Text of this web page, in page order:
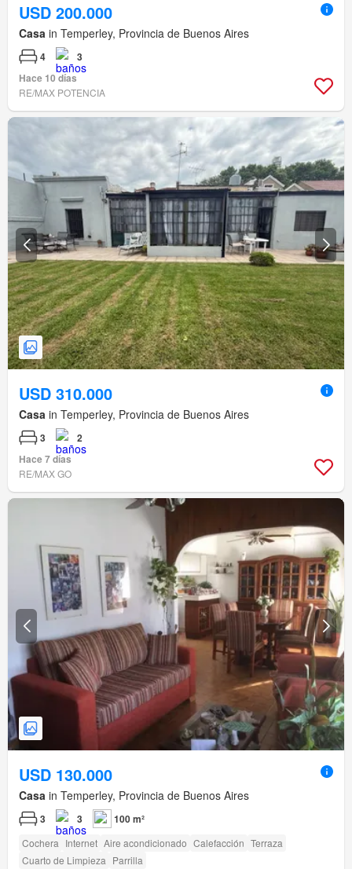
USD 200.000
Casa in Temperley, Provincia de Buenos Aires
4
3
Hace 10 días
RE/MAX POTENCIA
USD 310.000
Casa in Temperley, Provincia de Buenos Aires
3
2
Hace 7 días
RE/MAX GO
USD 130.000
Casa in Temperley, Provincia de Buenos Aires
3 3 100 m²
Cochera Internet Aire acondicionado Calefacción Terraza
Cuarto de Limpieza Parrilla